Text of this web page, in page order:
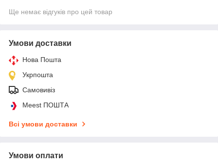
Ще немає відгуків про цей товар
Умови доставки
Нова Пошта
Укрпошта
Самовивіз
Meest ПОШТА
Всі умови доставки
Умови оплати